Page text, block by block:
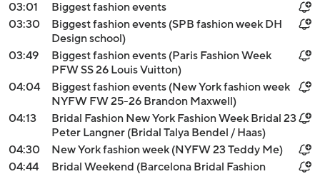
03:01
Biggest fashion events
03:30
Biggest fashion events (SPB fashion week DH
Design school)
03:49
Biggest fashion events (Paris Fashion Week
PFW SS 26 Louis Vuitton)
04:04
Biggest fashion events (New York fashion week
NYFW FW 25-26 Brandon Maxwell)
04:13
Bridal Fashion New York Fashion Week Bridal 23
Peter Langner (Bridal Talya Bendel / Haas)
04:30
New York fashion week (NYFW 23 Teddy Me)
04:44
Bridal Weekend (Barcelona Bridal Fashion